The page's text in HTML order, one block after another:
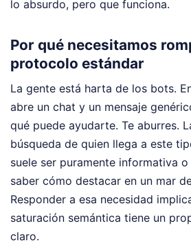
lo absurdo, pero que funciona.
Por qué necesitamos
protocolo estándar
La gente está harta de los bots.
abre un chat y un mensaje
qué puede ayudarte. Te aburres.
búsqueda de quien llega a este
suele ser puramente informativa
saber cómo destacar en un mar
Responder a esa necesidad
saturación semántica tiene un
claro.